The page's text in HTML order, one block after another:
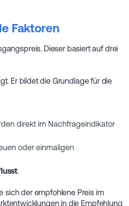
Faktoren
Dieser basiert auf drei
Er bildet die Grundlage für die
direkt im Nachfrageindikator
oder einmaligen
.
sich der empfohlene Preis im
in die Empfehlung